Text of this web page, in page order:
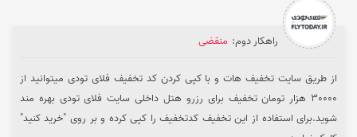
راهکار دوم: منقضی
از طریق سایت تخفیف هات و با کپی کردن کد تخفیف فلای تودی میتوانید از
30000 هزار تومان تخفیف برای رزرو هتل داخلی سایت فلای تودی بهره مند
شوید.برای استفاده از این تخفیف کدتخفیف را کپی کرده و بر روی "خرید کنید"